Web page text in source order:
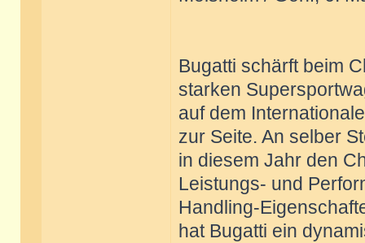
Bugatti schärft beim
starken
auf dem
zur Seite. An selber
in diesem Jahr den
Leistungs- und
Handling-
hat Bugatti ein